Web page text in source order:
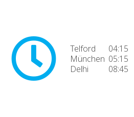
Telford
04:15
München 05:15
Delhi
08:45